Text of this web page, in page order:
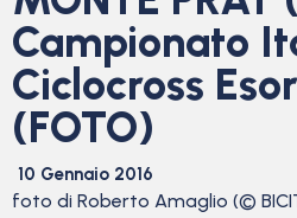
Campionato
Ciclocross
(FOTO)
10 Gennaio 2016
foto di Roberto Amaglio (©